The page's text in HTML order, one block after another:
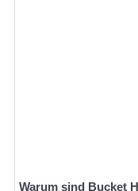
Warum sind Bucket